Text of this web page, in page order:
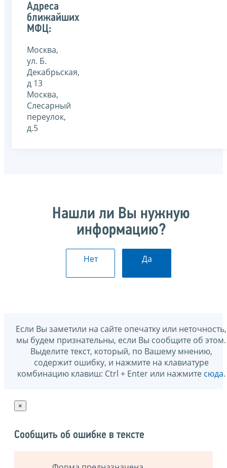
Адреса
ближайших
МФЦ:
Москва,
ул. Б.
Декабрьская,
д 13
Москва,
Слесарный
переулок,
д.5
Нашли ли Вы нужную
информацию?
Нет Да
Если Вы заметили на сайте опечатку или неточность,
мы будем признательны, если Вы сообщите об этом.
Выделите текст, который, по Вашему мнению,
содержит ошибку, и нажмите на клавиатуре
комбинацию клавиш: Ctrl + Enter или нажмите сюда.
×
Сообщить об ошибке в тексте